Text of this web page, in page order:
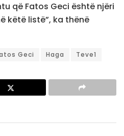
që Fatos Geci është njëri
këtë listë”, ka thënë
Geci Haga Teve1